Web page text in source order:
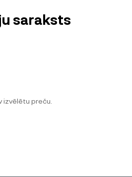
saraksts
izvēlētu preču.